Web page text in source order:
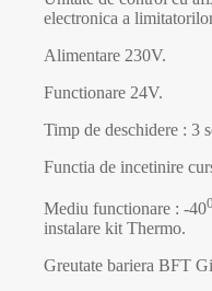
electronica a
Alimentare 230V.
Functionare 24V.
Timp de deschidere : 3
Functia de incetinire
Mediu functionare : -400
instalare kit Thermo.
Greutate bariera BFT